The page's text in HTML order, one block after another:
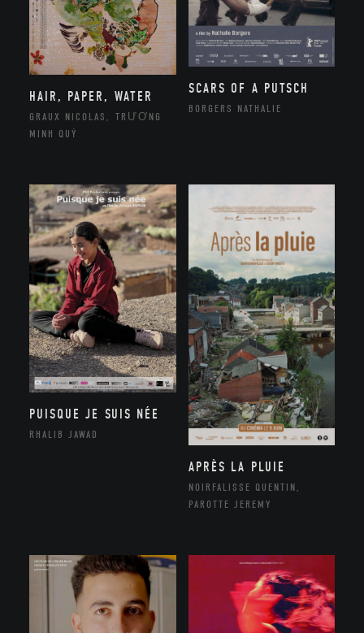
HAIR, PAPER, WATER
GRAUX NICOLAS, TRƯƠNG
MINH QUÝ
SCARS OF A PUTSCH
BORGERS NATHALIE
PUISQUE JE SUIS NÉE
RHALIB JAWAD
APRÈS LA PLUIE
NOIRFALISSE QUENTIN,
PAROTTE JEREMY